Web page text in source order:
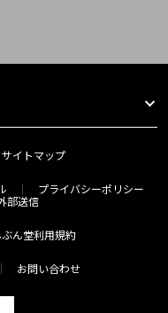
サイトマップ
プライバシーポリシー
部送信
ぶん堂利用規約
お問い合わせ